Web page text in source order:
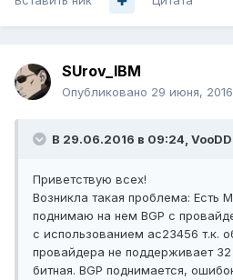
SUrov_IBM
Опубликовано 29 июня, 2016
В 29.06.2016 в 09:24,
Приветствую всех!
Возникла такая проблема: Есть
поднимаю на нем BGP с
с использованием ас23456 т.к.
провайдера не поддерживает
битная. BGP поднимается,